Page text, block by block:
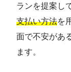
ランを提案し
支払い方法を
面で不安があ
ます。